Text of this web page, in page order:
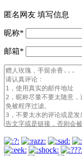
匿名网友 填写信息
昵称*
邮箱*